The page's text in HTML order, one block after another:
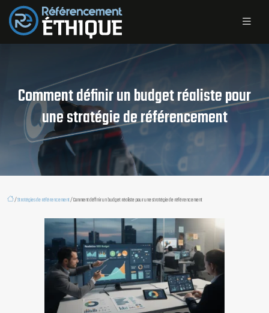
Comment définir un budget réaliste pour
une stratégie de référencement
/Stratégies de référencement/ Comment définir un budget réaliste pour une stratégie de référencement